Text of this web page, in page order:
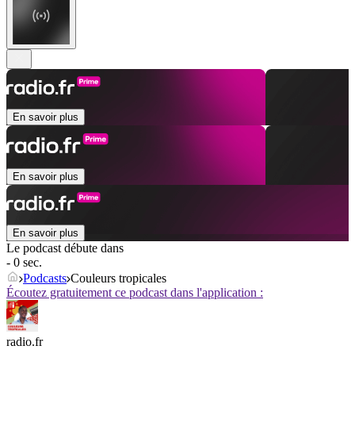
En savoir plus
En savoir plus
En savoir plus
Le podcast débute dans
- 0 sec.
Podcasts Couleurs tropicales
Écoutez gratuitement ce podcast dans l'application :
radio.fr